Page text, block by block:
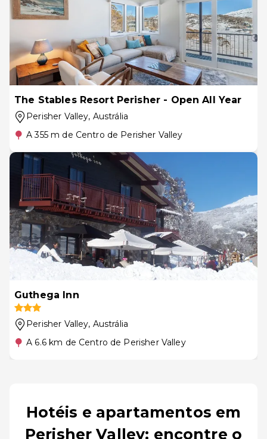
The Stables Resort Perisher - Open All Year
Perisher Valley, Austrália
A 355 m de Centro de Perisher Valley
Guthega Inn
Perisher Valley, Austrália
A 6.6 km de Centro de Perisher Valley
Hotéis e apartamentos em
Perisher Valley: encontre o